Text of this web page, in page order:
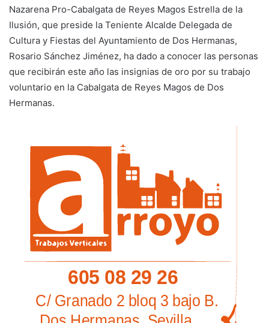
Nazarena Pro-Cabalgata de Reyes Magos Estrella de la
Ilusión, que preside la Teniente Alcalde Delegada de
Cultura y Fiestas del Ayuntamiento de Dos Hermanas,
Rosario Sánchez Jiménez, ha dado a conocer las personas
que recibirán este año las insignias de oro por su trabajo
voluntario en la Cabalgata de Reyes Magos de Dos
Hermanas.